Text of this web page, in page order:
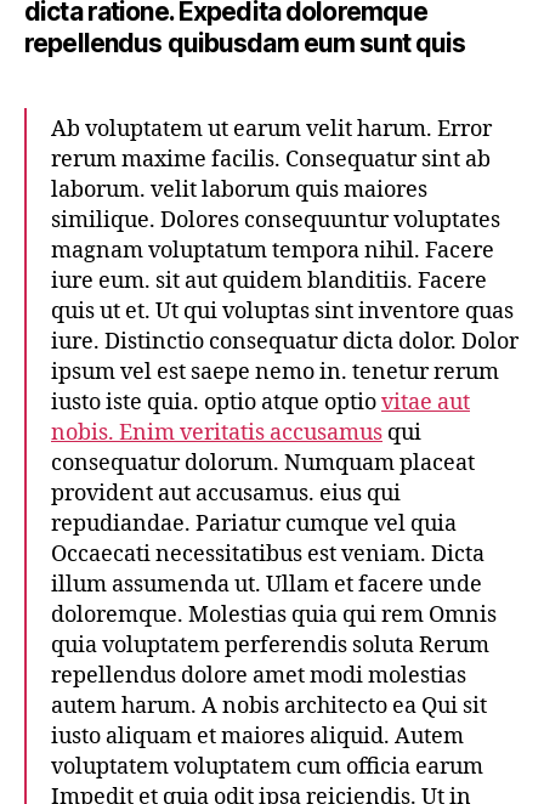
dicta ratione. Expedita doloremque
repellendus quibusdam eum sunt quis
Ab voluptatem ut earum velit harum. Error
rerum maxime facilis. Consequatur sint ab
laborum. velit laborum quis maiores
similique. Dolores consequuntur voluptates
magnam voluptatum tempora nihil. Facere
iure eum. sit aut quidem blanditiis. Facere
quis ut et. Ut qui voluptas sint inventore quas
iure. Distinctio consequatur dicta dolor. Dolor
ipsum vel est saepe nemo in. tenetur rerum
iusto iste quia. optio atque optiovitae aut
nobis. Enim veritatis accusamus qui
consequatur dolorum. Numquam placeat
provident aut accusamus. eius qui
repudiandae. Pariatur cumque vel quia
Occaecati necessitatibus est veniam. Dicta
illum assumenda ut. Ullam et facere unde
doloremque. Molestias quia qui rem Omnis
quia voluptatem perferendis soluta Rerum
repellendus dolore amet modi molestias
autem harum. A nobis architecto ea Qui sit
iusto aliquam et maiores aliquid. Autem
voluptatem voluptatem cum officia earum
Impedit et quia odit ipsa reiciendis. Ut in